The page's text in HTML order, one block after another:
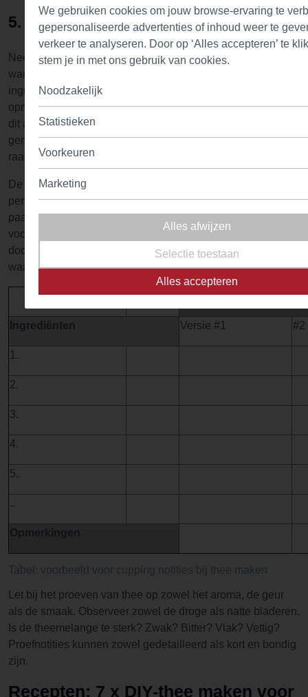
5. Noteren en documenteren
Neem altijd een notitieboekje en een pen of potlood mee
wanneer je aan de slag gaat. Noteer altijd de gebruikte
ingrediënten, verhoudingen, zettijden, smaakcombinaties,
opmerkingen en de uitgevoerde experimenten goed. Doe
dit altijd in hetzelfde schriftje of notitieblok, zodat je
gemakkelijk kunt teruggaan en eerdere bevindingen kunt
raadplegen.
De eerste poging heb je bijvoorbeeld misschien niet de
perfecte mix gevonden, misschien zelfs niet bij de eerste
paar pogingen. Dat is geen probleem, het komt vrij vaak
voor. Het is ook deels
trail-and-error. Door het te
documenteren heb je de volgende dag goed in de smiezen
waar je was gebleven.
Hoeveelheid (g)
Ingrediënten Versie #1 #2
1.
2.
3.
4.
5.
..
Let bij het proeven van thee op zowel het aroma, de geur
als de smaak. Observeer zowel de droge als natte bladeren.
Is de theemelange te sterk? Zwak? Bitter? Vlak? Vettig?
Proefnotities kunnen zowel gedetailleerd als kort en bondig
zijn.
Recepten: 7 x DIY-thee maken voor
We gebruiken cookies om jouw browse-ervaring te
gepersonaliseerde advertenties of inhoud weer te
verkeer te analyseren. Door op ‘Alles accepteren’ te
stem je in met ons gebruik van cookies.
Noodzakelijk
Statistieken
Voorkeuren
Marketing
Alles afwijzen
Selectie toestaan
Alles accepteren